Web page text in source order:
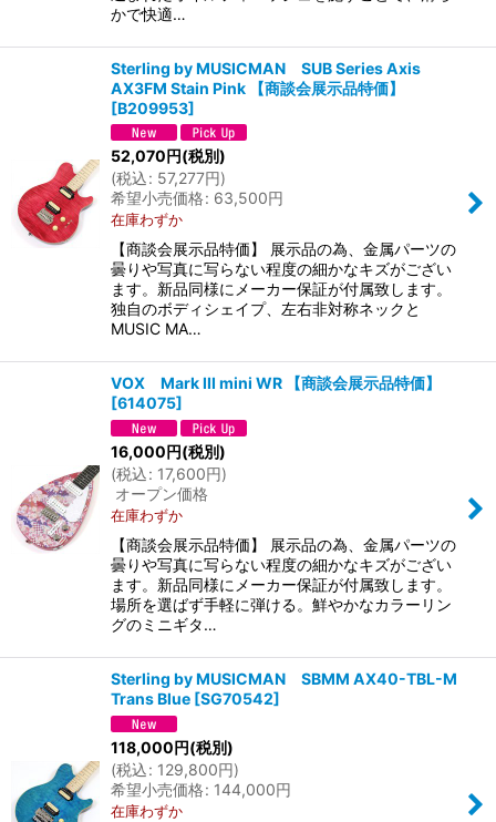
かで快適…
Sterling by MUSICMAN SUB Series Axis
AX3FM Stain Pink 【商談会展示品特価】
[B209953]
52,070円(税別)
(税込: 57,277円)
希望小売価格: 63,500円
在庫わずか
【商談会展示品特価】 展示品の為、金属パーツの
曇りや写真に写らない程度の細かなキズがござい
ます。新品同様にメーカー保証が付属致します。
独自のボディシェイプ、左右非対称ネックと
MUSIC MA…
VOX Mark III mini WR 【商談会展示品特価】
[614075]
16,000円(税別)
(税込: 17,600円)
オープン価格
在庫わずか
【商談会展示品特価】 展示品の為、金属パーツの
曇りや写真に写らない程度の細かなキズがござい
ます。新品同様にメーカー保証が付属致します。
場所を選ばず手軽に弾ける。鮮やかなカラーリン
グのミニギタ…
Sterling by MUSICMAN SBMM AX40-TBL-M
Trans Blue [SG70542]
118,000円(税別)
(税込: 129,800円)
希望小売価格: 144,000円
在庫わずか